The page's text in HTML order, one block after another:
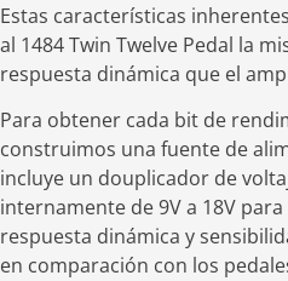
Estas características
al 1484 Twin Twelve Pedal la
respuesta dinámica que el
Para obtener cada bit de
construimos una fuente de
incluye un douplicador de
internamente de 9V a 18V para
respuesta dinámica y
en comparación con los